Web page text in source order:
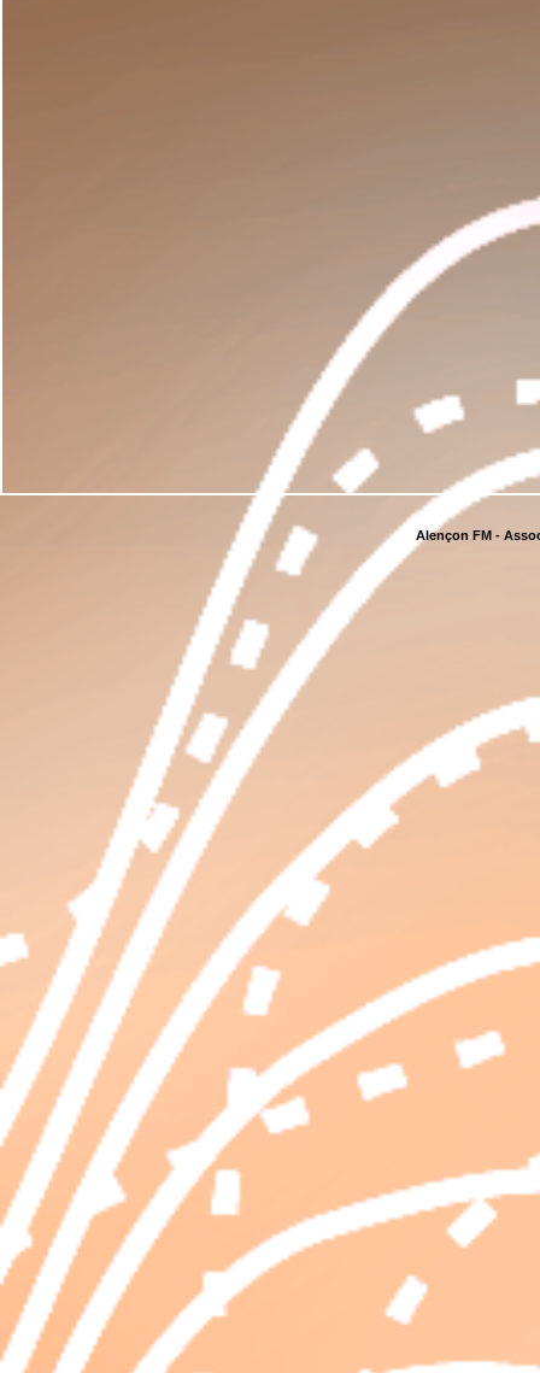
Alençon FM -